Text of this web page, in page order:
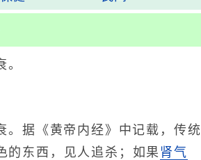
据《黄帝内经》中记载，传统
的东西，见人追杀；如果 肾气